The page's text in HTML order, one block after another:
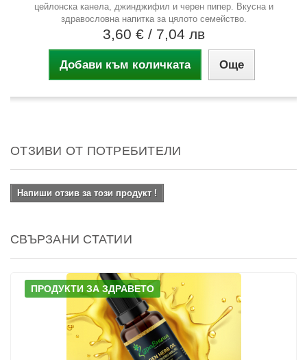
цейлонска канела, джинджифил и черен пипер. Вкусна и
здравословна напитка за цялото семейство.
3,60 € / 7,04 лв
Добави към количката Още
ОТЗИВИ ОТ ПОТРЕБИТЕЛИ
Напиши отзив за този продукт !
СВЪРЗАНИ СТАТИИ
ПРОДУКТИ ЗА ЗДРАВЕТО